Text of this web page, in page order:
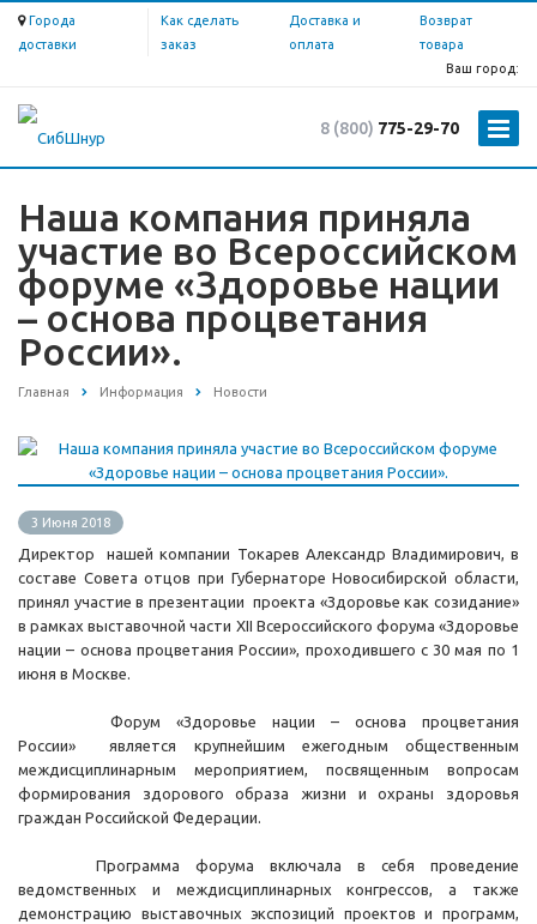
Города
доставки
Как сделать
заказ
Доставка и
оплата
Возврат
товара
Ваш город:
8 (800) 775-29-70
Наша компания приняла
участие во Всероссийском
форуме «Здоровье нации
– основа процветания
России».
Главная Информация Новости
3 Июня 2018
Директор нашей компании Токарев Александр Владимирович, в
составе Совета отцов при Губернаторе Новосибирской области,
принял участие в презентации проекта «Здоровье как созидание»
в рамках выставочной части XII Всероссийского форума «Здоровье
нации – основа процветания России», проходившего с 30 мая по 1
июня в Москве.
Форум «Здоровье нации – основа процветания
России» является крупнейшим ежегодным общественным
междисциплинарным мероприятием, посвященным вопросам
формирования здорового образа жизни и охраны здоровья
граждан Российской Федерации.
Программа форума включала в себя проведение
ведомственных и междисциплинарных конгрессов, а также
демонстрацию выставочных экспозиций проектов и программ,